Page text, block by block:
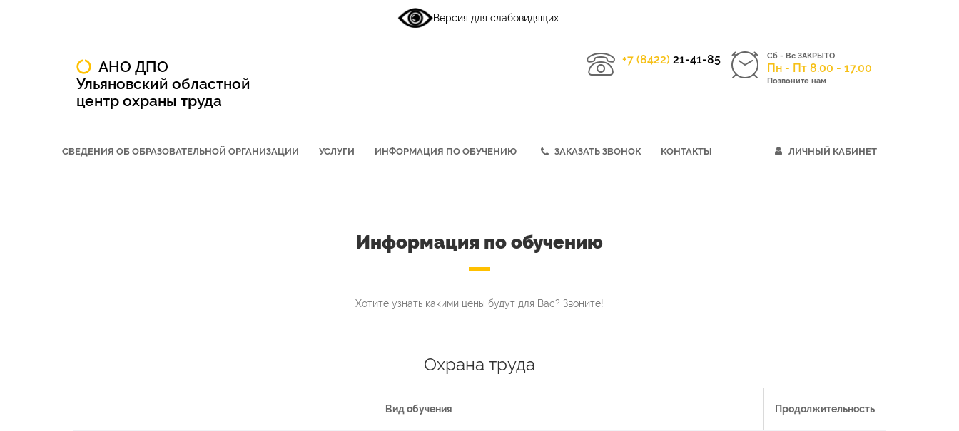
Версия для слабовидящих
АНО ДПО
Ульяновский областной
центр охраны труда
Сб - Вс ЗАКРЫТО
Пн - Пт 8.00 - 17.00
Позвоните нам
+7 (8422) 21-41-85
СВЕДЕНИЯ ОБ ОБРАЗОВАТЕЛЬНОЙ ОРГАНИЗАЦИИ УСЛУГИ ИНФОРМАЦИЯ ПО ОБУЧЕНИЮ ЗАКАЗАТЬ ЗВОНОК КОНТАКТЫ ЛИЧНЫЙ КАБИНЕТ
Информация по обучению
Хотите узнать какими цены будут для Вас? Звоните!
Охрана труда
Вид обучения Продолжительность